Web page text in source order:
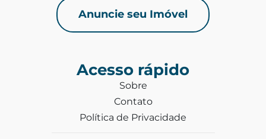
Anuncie seu Imóvel
Acesso rápido
Sobre
Contato
Política de Privacidade